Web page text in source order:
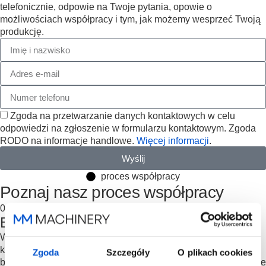
Zgoda Szczegóły O plikach cookies
telefonicznie, odpowie na Twoje pytania, opowie o
możliwościach współpracy i tym, jak możemy wesprzeć Twoją
produkcję.
Zgoda na przetwarzanie danych kontaktowych w celu
odpowiedzi na zgłoszenie w formularzu kontaktowym. Zgoda
RODO na informacje handlowe. Więcej informacji.
Wyślij
proces współpracy
Poznaj nasz proces współpracy
01
Bezpłatna konsultacja
Wypełniasz formularz, a my umawiamy Cię na bezpłatną
konsultację. W trakcie konsultacji zapytamy o Twoje cele
biznesowe, plany i strukturę linii produkcyjnej. Na tej podstawie